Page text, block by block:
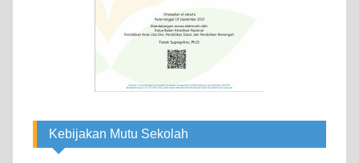
Kebijakan Mutu Sekolah